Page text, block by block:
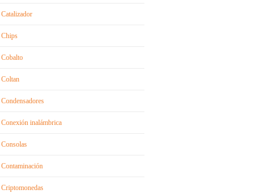
Catalizador
Chips
Cobalto
Coltan
Condensadores
Conexión inalámbrica
Consolas
Contaminación
Criptomonedas